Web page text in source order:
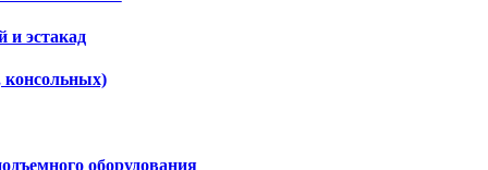
и эстакад
консольных)
оборудования